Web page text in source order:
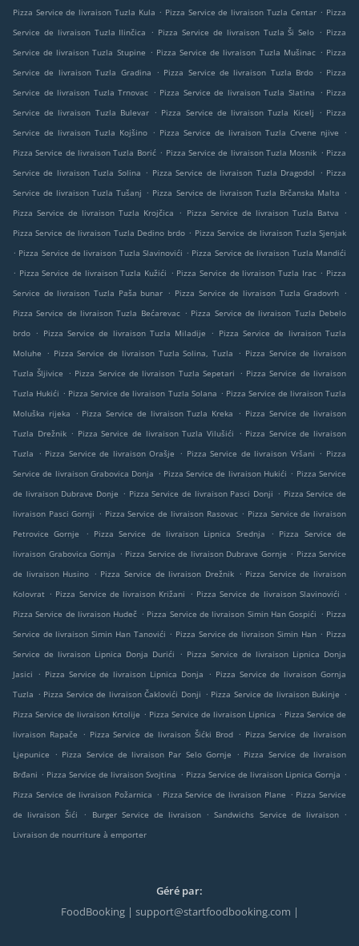
Pizza Service de livraison Tuzla Kula . Pizza Service de livraison Tuzla Centar . Pizza
Service de livraison Tuzla Ilinčica
. Pizza Service de livraison Tuzla Ši Selo . Pizza
Service de livraison Tuzla Stupine . Pizza Service de livraison Tuzla Mušinac . Pizza
Service de livraison Tuzla Gradina
. Pizza Service de livraison Tuzla Brdo . Pizza
Service de livraison Tuzla Trnovac . Pizza Service de livraison Tuzla Slatina . Pizza
Service de livraison Tuzla Bulevar . Pizza Service de livraison Tuzla Kicelj . Pizza
Service de livraison Tuzla Kojšino . Pizza Service de livraison Tuzla Crvene njive
.
Pizza Service de livraison Tuzla Borić . Pizza Service de livraison Tuzla Mosnik . Pizza
Service de livraison Tuzla Solina . Pizza Service de livraison Tuzla Dragodol . Pizza
Service de livraison Tuzla Tušanj . Pizza Service de livraison Tuzla Brčanska Malta .
Pizza Service de livraison Tuzla Krojčica
. Pizza Service de livraison Tuzla Batva
.
Pizza Service de livraison Tuzla Dedino brdo . Pizza Service de livraison Tuzla Sjenjak
. Pizza Service de livraison Tuzla Slavinovići . Pizza Service de livraison Tuzla Mandići
. Pizza Service de livraison Tuzla Kužići . Pizza Service de livraison Tuzla Irac . Pizza
Service de livraison Tuzla Paša bunar . Pizza Service de livraison Tuzla Gradovrh .
Pizza Service de livraison Tuzla Bećarevac . Pizza Service de livraison Tuzla Debelo
brdo . Pizza Service de livraison Tuzla Miladije . Pizza Service de livraison Tuzla
Moluhe
. Pizza Service de livraison Tuzla Solina, Tuzla . Pizza Service de livraison
Tuzla Šljivice
. Pizza Service de livraison Tuzla Sepetari . Pizza Service de livraison
Tuzla Hukići . Pizza Service de livraison Tuzla Solana . Pizza Service de livraison Tuzla
Moluška rijeka
. Pizza Service de livraison Tuzla Kreka . Pizza Service de livraison
Tuzla Drežnik . Pizza Service de livraison Tuzla Vilušići . Pizza Service de livraison
Tuzla
. Pizza Service de livraison Orašje . Pizza Service de livraison Vršani . Pizza
Service de livraison Grabovica Donja . Pizza Service de livraison Hukići . Pizza Service
de livraison Dubrave Donje . Pizza Service de livraison Pasci Donji . Pizza Service de
livraison Pasci Gornji . Pizza Service de livraison Rasovac . Pizza Service de livraison
Petrovice Gornje
. Pizza Service de livraison Lipnica Srednja . Pizza Service de
livraison Grabovica Gornja . Pizza Service de livraison Dubrave Gornje . Pizza Service
de livraison Husino . Pizza Service de livraison Drežnik . Pizza Service de livraison
Kolovrat . Pizza Service de livraison Križani . Pizza Service de livraison Slavinovići .
Pizza Service de livraison Hudeč . Pizza Service de livraison Simin Han Gospići . Pizza
Service de livraison Simin Han Tanovići . Pizza Service de livraison Simin Han . Pizza
Service de livraison Lipnica Donja Durići
. Pizza Service de livraison Lipnica Donja
Jasici
. Pizza Service de livraison Lipnica Donja . Pizza Service de livraison Gornja
Tuzla . Pizza Service de livraison Čaklovići Donji . Pizza Service de livraison Bukinje .
Pizza Service de livraison Krtolije . Pizza Service de livraison Lipnica . Pizza Service de
livraison Rapače
. Pizza Service de livraison Šićki Brod . Pizza Service de livraison
Ljepunice
. Pizza Service de livraison Par Selo Gornje . Pizza Service de livraison
Brđani . Pizza Service de livraison Svojtina . Pizza Service de livraison Lipnica Gornja .
Pizza Service de livraison Požarnica . Pizza Service de livraison Plane . Pizza Service
de livraison Šići
. Burger Service de livraison . Sandwichs Service de livraison .
Livraison de nourriture à emporter
Géré par:
FoodBooking | support@startfoodbooking.com |